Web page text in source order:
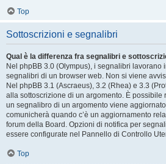
Top
Sottoscrizioni e segnalibri
Qual è la differenza fra segnalibri e
Nel phpBB 3.0 (Olympus), i segnalibri lavorano
segnalibri di un browser web. Non si viene
Nel phpBB 3.1 (Ascraeus), 3.2 (Rhea) e 3.3
alla sottoscrizione di un argomento. È possibile
un segnalibro di un argomento viene
comunicherà quando c’è un aggiornamento
forum della Board. Opzioni di notifica per
essere configurate nel Pannello di Controllo
Top